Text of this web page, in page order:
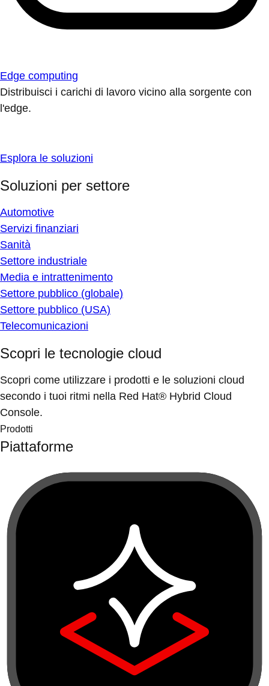
Edge computing
Distribuisci i carichi di lavoro vicino alla sorgente con
l'edge.
Esplora le soluzioni
Soluzioni per settore
Automotive
Servizi finanziari
Sanità
Settore industriale
Media e intrattenimento
Settore pubblico (globale)
Settore pubblico (USA)
Telecomunicazioni
Scopri le tecnologie cloud
Scopri come utilizzare i prodotti e le soluzioni cloud
secondo i tuoi ritmi nella Red Hat® Hybrid Cloud
Console.
Prodotti
Piattaforme